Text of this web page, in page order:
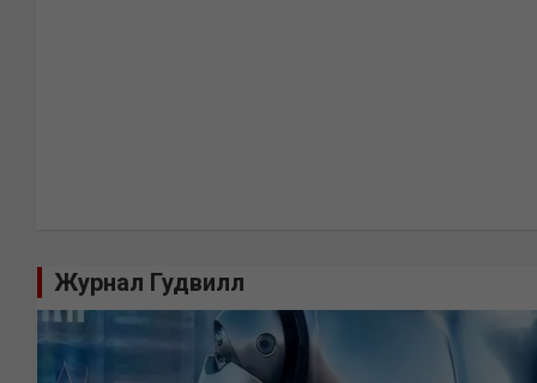
Журнал Гудвилл